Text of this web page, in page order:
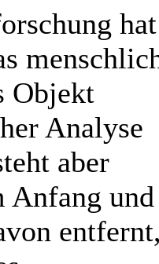
hat
Objekt
Analyse
aber
Anfang und